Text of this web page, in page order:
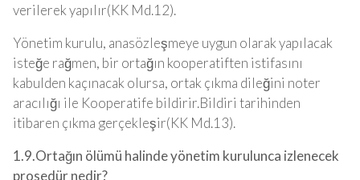
verilerek yapılır(KK Md.12).
Yönetim kurulu, anasözleşmeye uygun olarak yapılacak
isteğe rağmen, bir ortağın kooperatiften istifasını
kabulden kaçınacak olursa, ortak çıkma dileğini noter
aracılığı ile Kooperatife bildirir.Bildiri tarihinden
itibaren çıkma gerçekleşir(KK Md.13).
1.9.Ortağın ölümü halinde yönetim kurulunca izlenecek
prosedür nedir?